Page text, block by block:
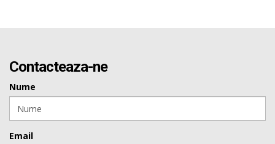
Contacteaza-ne
Nume
Email